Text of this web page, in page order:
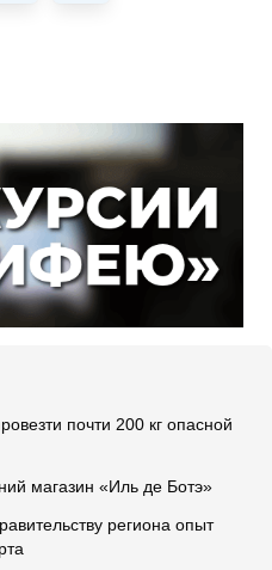
почти 200 кг опасной
магазин «Иль де Ботэ»
региона опыт